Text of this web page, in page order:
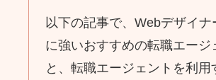
以下の記事で、Webデザイナ
に強いおすすめの転職エージ
と、転職エージェントを利用